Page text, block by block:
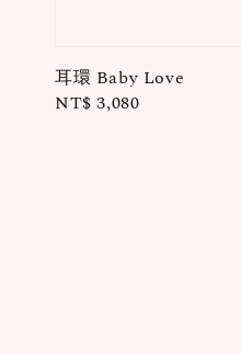
耳環 Baby Love
Regular
NT$ 3,080